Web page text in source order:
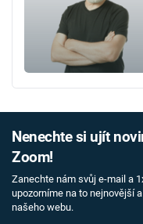
Nenechte si ujít
Zoom!
Zanechte nám svůj e-mail a
upozorníme na to nejnovější
našeho webu.